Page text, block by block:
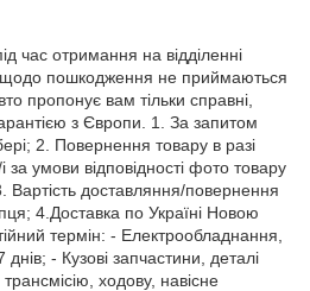
час отримання на відділенні
щодо пошкодження не приймаються
пропонує вам тільки справні,
з Європи. 1. За запитом
2. Повернення товару в разі
за умови відповідності фото товару
Вартість доставляння/повернення
4.Доставка по Україні Новою
термін: - Електрообладнання,
- Кузові запчастини, деталі
ходову, навісне